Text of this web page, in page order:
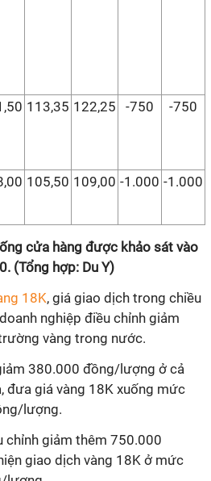
113,35 122,25 -750 -750
105,50 109,00 -1.000 -1.000
cửa hàng được khảo sát vào
(Tổng hợp: Du Y)
18K, giá giao dịch trong chiều
nghiệp điều chỉnh giảm
vàng trong nước.
380.000 đồng/lượng ở cả
đưa giá vàng 18K xuống mức
lượng.
chỉnh giảm thêm 750.000
giao dịch vàng 18K ở mức